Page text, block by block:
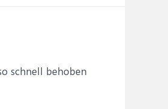
schnell behoben